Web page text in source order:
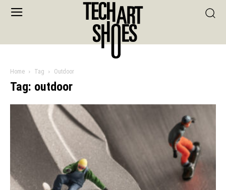
Home Tag Outdoor
Tag: outdoor